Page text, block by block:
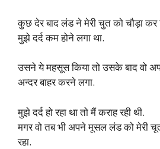
कुछ देर बाद लंड ने मेरी चुत को चौड़ा कर
मुझे दर्द कम होने लगा था.
उसने ये महसूस किया तो उसके बाद वो
अन्दर बाहर करने लगा.
मुझे दर्द हो रहा था तो मैं कराह रही थी.
मगर वो तब भी अपने मूसल लंड को मेरी
रहा.